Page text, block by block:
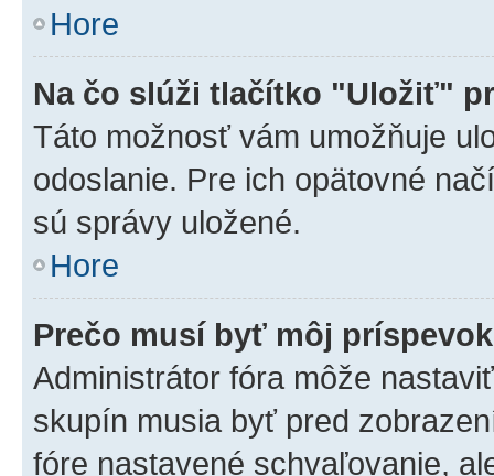
Hore
Na čo slúži tlačítko "Uložiť"
Táto možnosť vám umožňuje
odoslanie. Pre ich opätovné
sú správy uložené.
Hore
Prečo musí byť môj
Administrátor fóra môže
skupín musia byť pred
fóre nastavené schvaľovanie,